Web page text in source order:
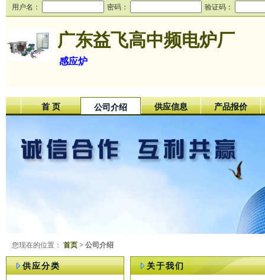
用户名： 密码： 验证码：
广东益飞高中频电炉厂
感应炉
首 页 公司介绍 供应信息 产品报价
您现在的位置： 首页 > 公司介绍
供应分类 关于我们